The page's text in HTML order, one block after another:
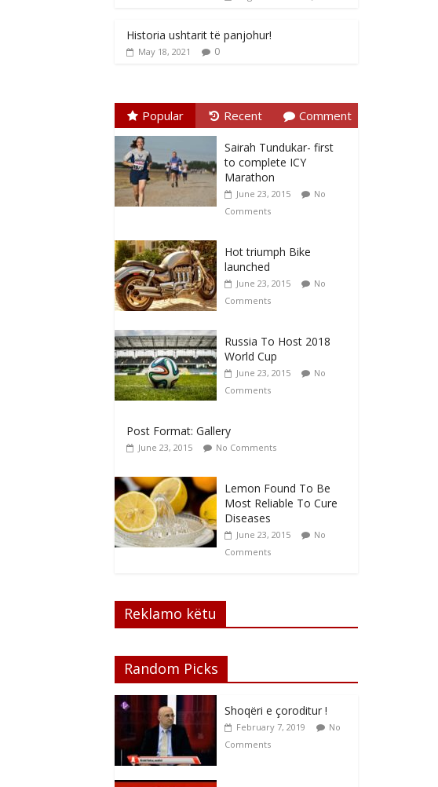
Historia ushtarit të panjohur!
May 18, 2021 0
Popular Recent Comment
Sairah Tundukar- first
to complete ICY
Marathon
June 23, 2015
No
Comments
Hot triumph Bike
launched
June 23, 2015
No
Comments
Russia To Host 2018
World Cup
June 23, 2015
No
Comments
Post Format: Gallery
June 23, 2015 No Comments
Lemon Found To Be
Most Reliable To Cure
Diseases
June 23, 2015
No
Comments
Reklamo këtu
Random Picks
Shoqëri e çoroditur !
February 7, 2019
No
Comments